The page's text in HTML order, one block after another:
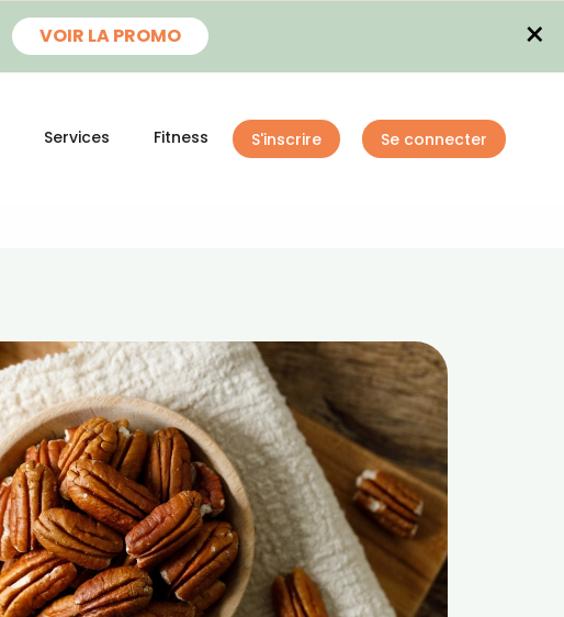
VOIR LA PROMO ×
Services Fitness S'inscrire Se connecter